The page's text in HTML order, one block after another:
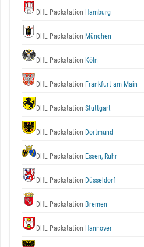
DHL Packstation Hamburg
DHL Packstation München
DHL Packstation Köln
DHL Packstation Frankfurt am Main
DHL Packstation Stuttgart
DHL Packstation Dortmund
DHL Packstation Essen, Ruhr
DHL Packstation Düsseldorf
DHL Packstation Bremen
DHL Packstation Hannover